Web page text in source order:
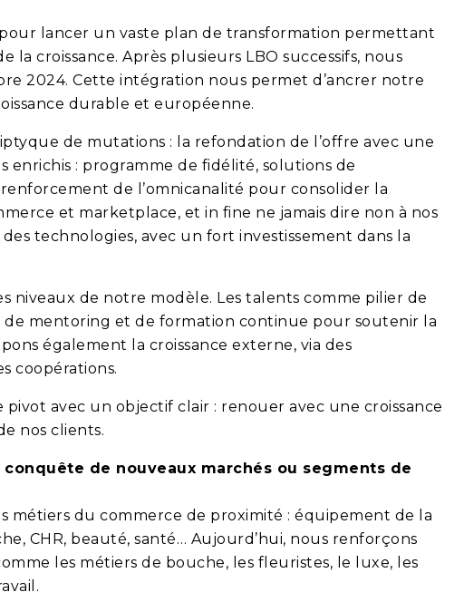
lancer un vaste plan de transformation permettant
la croissance. Après plusieurs LBO successifs, nous
2024. Cette intégration nous permet d’ancrer notre
durable et européenne.
de mutations : la refondation de l’offre avec une
enrichis : programme de fidélité, solutions de
de l’omnicanalité pour consolider la
et marketplace, et in fine ne jamais dire non à nos
technologies, avec un fort investissement dans la
niveaux de notre modèle. Les talents comme pilier de
de mentoring et de formation continue pour soutenir la
également la croissance externe, via des
coopérations.
pivot avec un objectif clair : renouer avec une croissance
nos clients.
de nouveaux marchés ou segments de
métiers du commerce de proximité : équipement de la
CHR, beauté, santé… Aujourd’hui, nous renforçons
les métiers de bouche, les fleuristes, le luxe, les